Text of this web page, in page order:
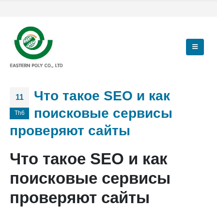
11
Th6
Что такое SEO и как
поисковые сервисы
проверяют сайты
Что такое SEO и как
поисковые сервисы
проверяют сайты